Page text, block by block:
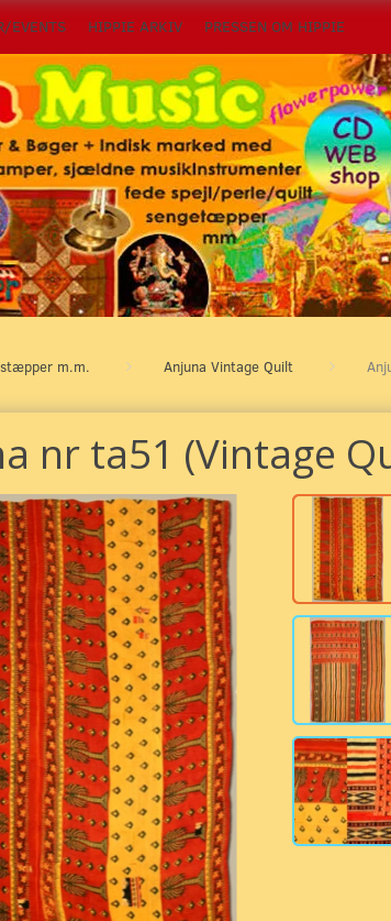
EVENTS HIPPIE ARKIV PRESSEN OM HIPPIE
m.m. Anjuna Vintage Quilt
nr ta51 (Vintage